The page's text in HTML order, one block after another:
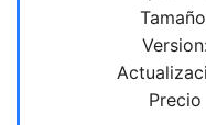
Precio